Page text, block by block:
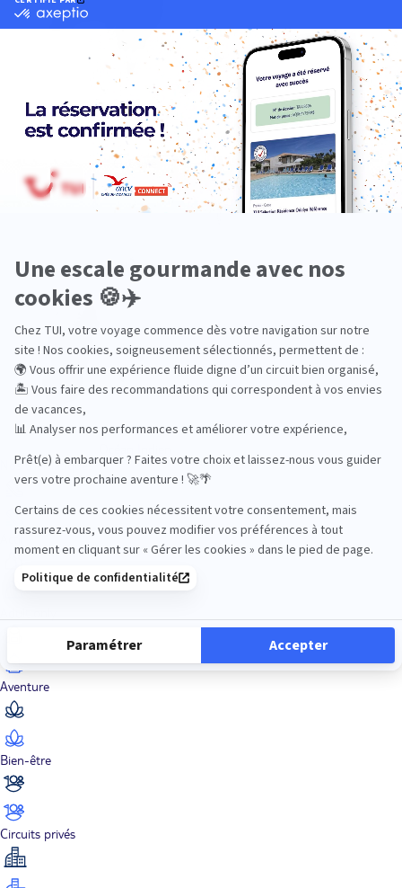
Océanie
Nos thématiques
Actif
Aventure
Bien-être
Circuits privés